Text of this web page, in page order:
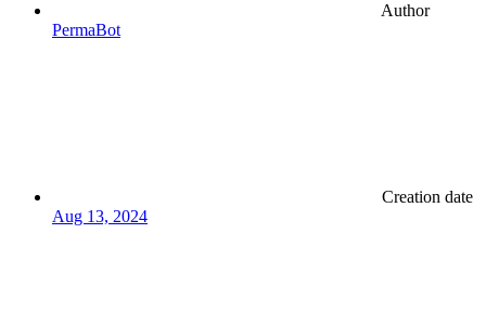
Author
PermaBot
Creation date
Aug 13, 2024